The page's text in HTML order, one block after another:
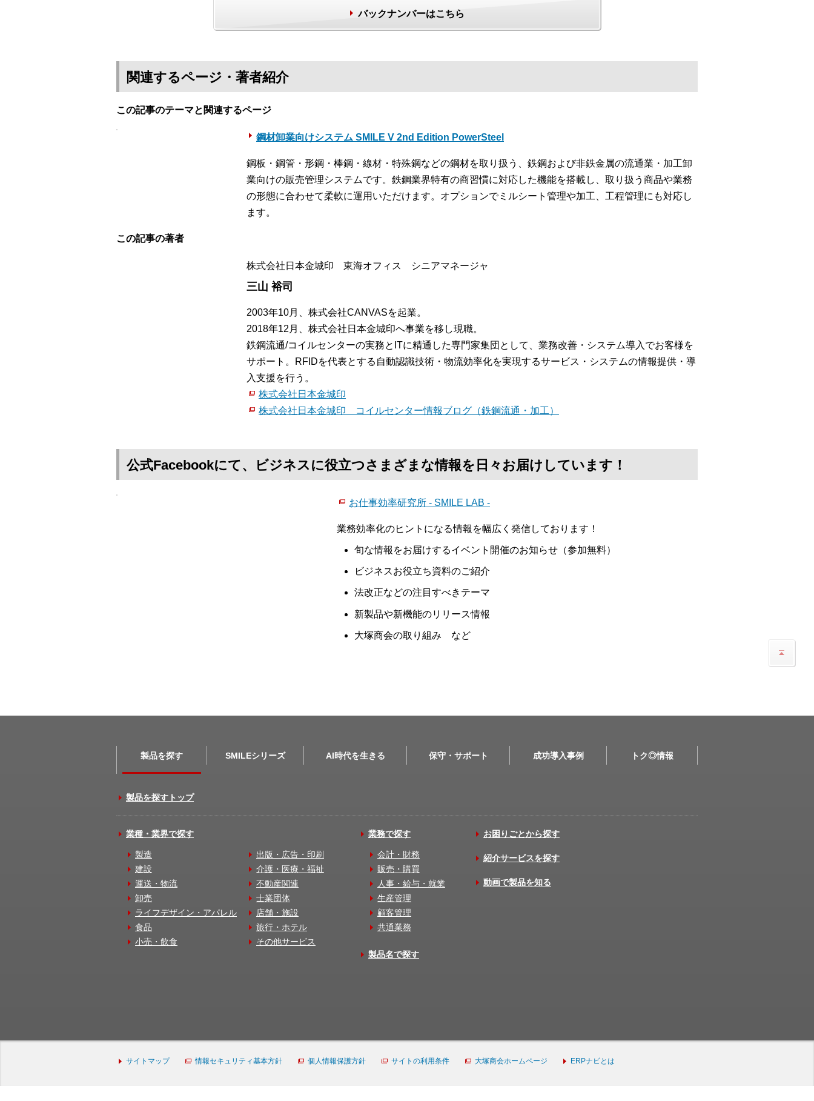
バックナンバーはこちら
関連するページ・著者紹介
この記事のテーマと関連するページ
鋼材卸業向けシステム SMILE V 2nd Edition PowerSteel
鋼板・鋼管・形鋼・棒鋼・線材・特殊鋼などの鋼材を取り扱う、鉄鋼および非鉄金属の流通業・加工卸
業向けの販売管理システムです。鉄鋼業界特有の商習慣に対応した機能を搭載し、取り扱う商品や業務
の形態に合わせて柔軟に運用いただけます。オプションでミルシート管理や加工、工程管理にも対応し
ます。
この記事の著者
株式会社日本金城印 東海オフィス シニアマネージャ
三山 裕司
2003年10月、株式会社CANVASを起業。
2018年12月、株式会社日本金城印へ事業を移し現職。
鉄鋼流通/コイルセンターの実務とITに精通した専門家集団として、業務改善・システム導入でお客様を
サポート。RFIDを代表とする自動認識技術・物流効率化を実現するサービス・システムの情報提供・導
入支援を行う。
株式会社日本金城印
株式会社日本金城印 コイルセンター情報ブログ（鉄鋼流通・加工）
公式Facebookにて、ビジネスに役立つさまざまな情報を日々お届けしています！
お仕事効率研究所 - SMILE LAB -
業務効率化のヒントになる情報を幅広く発信しております！
旬な情報をお届けするイベント開催のお知らせ（参加無料）
ビジネスお役立ち資料のご紹介
法改正などの注目すべきテーマ
新製品や新機能のリリース情報
大塚商会の取り組み など
製品を探す SMILEシリーズ AI時代を生きる 保守・サポート 成功導入事例 トク◎情報
製品を探すトップ
業種・業界で探す
製造
建設
運送・物流
卸売
ライフデザイン・アパレル
食品
小売・飲食
出版・広告・印刷
介護・医療・福祉
不動産関連
士業団体
店舗・施設
旅行・ホテル
その他サービス
業務で探す
会計・財務
販売・購買
人事・給与・就業
生産管理
顧客管理
共通業務
製品名で探す
お困りごとから探す
紹介サービスを探す
動画で製品を知る
サイトマップ 情報セキュリティ基本方針 個人情報保護方針 サイトの利用条件 大塚商会ホームページ ERPナビとは